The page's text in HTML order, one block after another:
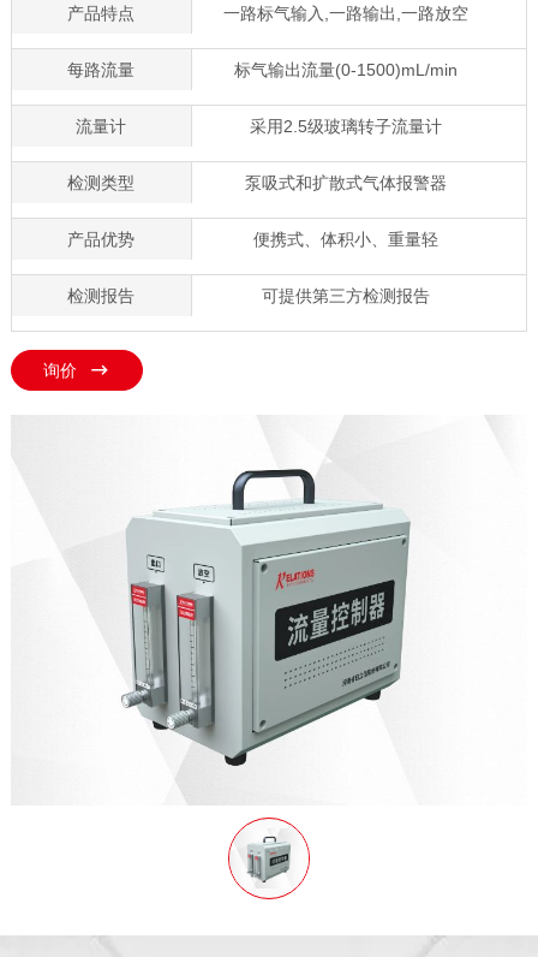
产品特点 一路标气输入,一路输出,一路放空
每路流量 标气输出流量(0-1500)mL/min
流量计 采用2.5级玻璃转子流量计
检测类型 泵吸式和扩散式气体报警器
产品优势 便携式、体积小、重量轻
检测报告 可提供第三方检测报告
询价